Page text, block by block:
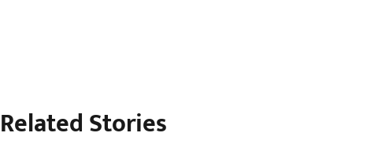
Related Stories